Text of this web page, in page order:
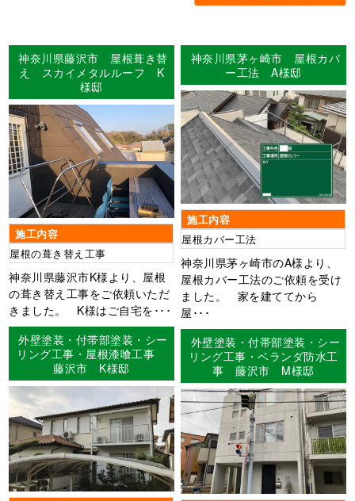
神奈川県藤沢市 屋根葺き替
え スカイメタルルーフ K
様邸
施工内容
屋根の葺き替え工事
神奈川県藤沢市K様より、屋根
の葺き替え工事をご依頼いただ
きました。 K様はご自宅を･･･
神奈川県茅ヶ崎市 屋根カバ
ー工法 A様邸
施工内容
屋根カバー工法
神奈川県茅ヶ崎市のA様より、
屋根カバー工法のご依頼を受け
ました。 家を建ててから
屋･･･
外壁塗装・付帯部塗装・シー
リング工事・屋根漆喰工事
藤沢市 K様邸
外壁塗装・付帯部塗装・シー
リング工事・ベランダ防水工
事 藤沢市 M様邸